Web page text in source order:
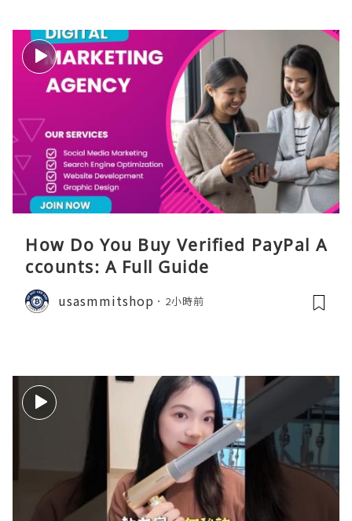
How Do You Buy Verified PayPal A
ccounts: A Full Guide
usasmmitshop 2小時前